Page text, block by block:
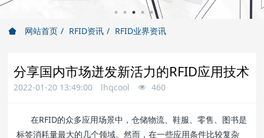
网站首页 RFID资讯 RFID业界资讯
分享国内市场迸发新活力的RFID应用技术
2022-01-20 13:49:00 lhqcool 460
在RFID的众多应用场景中，仓储物流、鞋服、零售、图书是
标签消耗量最大的几个领域。然而，在一些应用条件比较复杂